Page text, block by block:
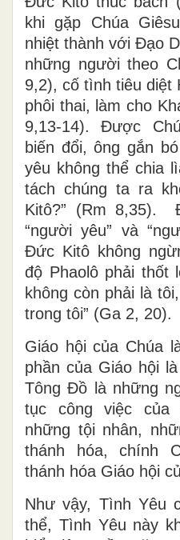
khi gặp Chúa
nhiệt thành với Đạo
những người theo
9,2), cố tình tiêu diệt
phôi thai, làm cho
9,13-14). Được
biến đổi, ông gắn
yêu không thể chia
tách chúng ta ra
Kitô?” (Rm 8,35).
“người yêu” và
Đức Kitô không
độ Phaolô phải thốt
không còn phải là
trong tôi” (Ga 2, 20).
Giáo hội của Chúa
phần của Giáo hội
Tông Đồ là những
tục công việc của
những tội nhân,
thánh hóa, chính
thánh hóa Giáo hội
Như vậy, Tình Yêu
thể, Tình Yêu này